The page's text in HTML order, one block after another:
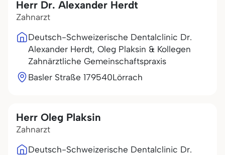
Herr Dr. Alexander Herdt
Zahnarzt
Deutsch-Schweizerische Dentalclinic Dr.
Alexander Herdt, Oleg Plaksin & Kollegen
Zahnärztliche Gemeinschaftspraxis
Basler Straße 179540Lörrach
Herr Oleg Plaksin
Zahnarzt
Deutsch-Schweizerische Dentalclinic Dr.